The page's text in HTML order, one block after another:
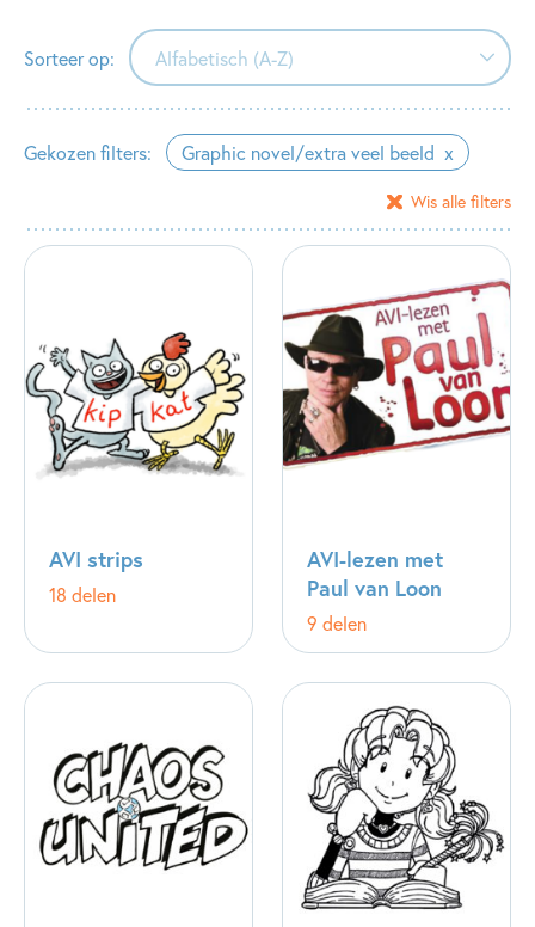
Sorteer op: Alfabetisch (A-Z)
Alfabetisch (A-Z)
Alfabetisch (Z-A)
Gekozen filters: Graphic novel/extra veel beeld
Wis alle filters
AVI strips
18 delen
AVI-lezen met
Paul van Loon
9 delen